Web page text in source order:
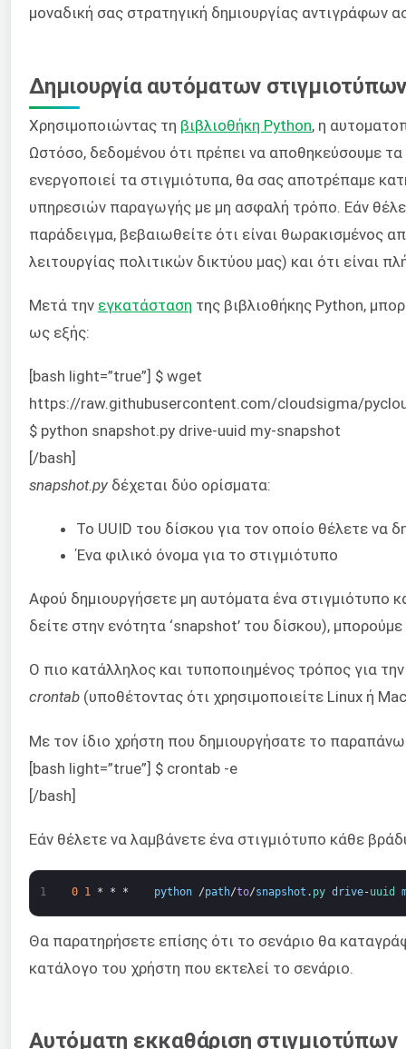
μοναδική σας στρατηγική δημιουργίας αντιγράφων
Δημιουργία αυτόματων
Χρησιμοποιώντας τη βιβλιοθήκη Python, η
Ωστόσο, δεδομένου ότι πρέπει να αποθηκεύσουμε τα
ενεργοποιεί τα στιγμιότυπα, θα σας αποτρέπαμε
υπηρεσιών παραγωγής με μη ασφαλή τρόπο. Εάν
παράδειγμα, βεβαιωθείτε ότι είναι θωρακισμένος
λειτουργίας πολιτικών δικτύου μας) και ότι είναι
Μετά την εγκατάσταση της βιβλιοθήκης Python,
ως εξής:
[bash light=”true”] $ wget
https://raw.githubusercontent.com/cloudsigma/
$ python snapshot.py drive-uuid my-snapshot
[/bash]
snapshot.py δέχεται δύο ορίσματα:
Το UUID του δίσκου για τον οποίο θέλετε να
Ένα φιλικό όνομα για το στιγμιότυπο
Αφού δημιουργήσετε μη αυτόματα ένα στιγμιότυπο
δείτε στην ενότητα ‘snapshot’ του δίσκου),
Ο πιο κατάλληλος και τυποποιημένος τρόπος για
crontab (υποθέτοντας ότι χρησιμοποιείτε Linux ή
Με τον ίδιο χρήστη που δημιουργήσατε το
[bash light=”true”] $ crontab -e
[/bash]
Εάν θέλετε να λαμβάνετε ένα στιγμιότυπο κάθε
1 0 1 * * * python /path/to/snapshot . py drive-uuid
Θα παρατηρήσετε επίσης ότι το σενάριο θα
κατάλογο του χρήστη που εκτελεί το σενάριο.
Αυτόματη εκκαθάριση στιγμιοτύπων